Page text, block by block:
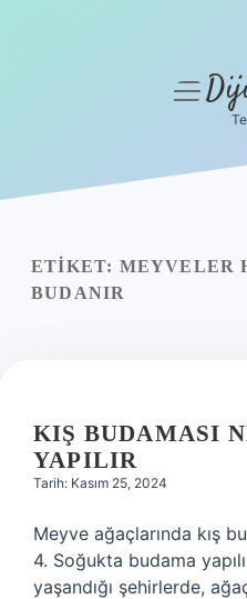
Yasal Uyarı
menüyü
ETIKET: MEYVELER
BUDANIR
KIŞ BUDAMASI
YAPILIR
Tarih: Kasım 25, 2024
Meyve ağaçlarında kış
4. Soğukta budama
yaşandığı şehirlerde,